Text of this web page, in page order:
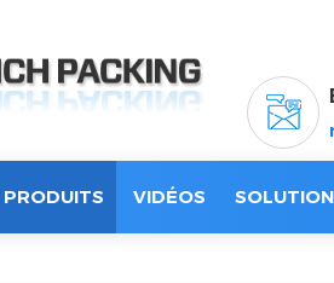
PRODUITS VIDÉOS